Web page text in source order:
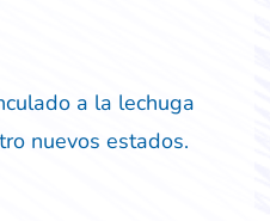
a la lechuga
nuevos estados.